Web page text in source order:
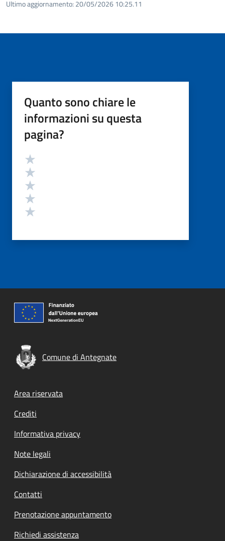
Ultimo aggiornamento: 20/05/2026 10:25.11
Quanto sono chiare le
informazioni su questa
pagina?
Valutazione
Comune di Antegnate
Footer menu
Area riservata
Crediti
Informativa privacy
Note legali
Dichiarazione di accessibilità
Contatti
Prenotazione appuntamento
Richiedi assistenza